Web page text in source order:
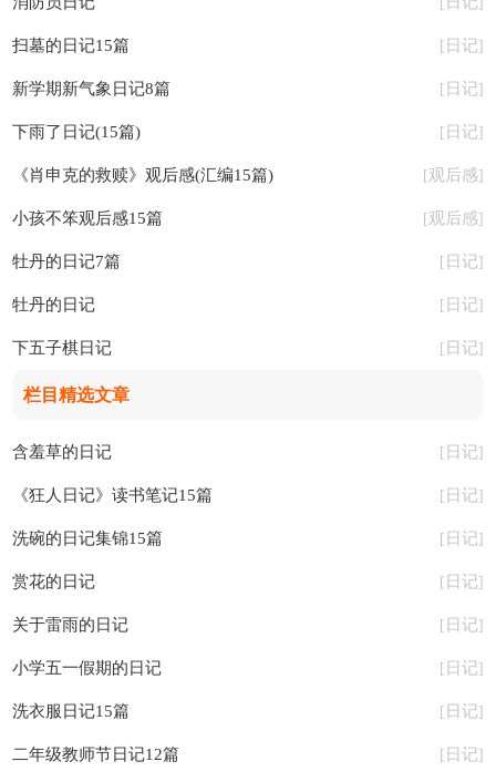
[ 日记]
扫墓的日记15篇
[ 日记]
新学期新气象日记8篇
[ 日记]
下雨了日记(15篇)
[观后感]
《肖申克的救赎》观后感(汇编15篇)
[观后感]
小孩不笨观后感15篇
[ 日记]
牡丹的日记7篇
[ 日记]
牡丹的日记
[ 日记]
下五子棋日记
栏目精选文章
[ 日记]
含羞草的日记
[ 日记]
《狂人日记》读书笔记15篇
[ 日记]
洗碗的日记集锦15篇
[ 日记]
赏花的日记
[ 日记]
关于雷雨的日记
[ 日记]
小学五一假期的日记
[ 日记]
洗衣服日记15篇
[ 日记]
二年级教师节日记12篇